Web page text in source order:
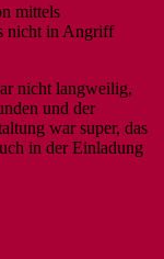
mittels
nicht in Angriff
nicht langweilig,
und der
war super, das
in der Einladung